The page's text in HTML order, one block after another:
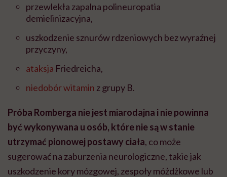
przewlekła zapalna polineuropatia
demielinizacyjna,
uszkodzenie sznurów rdzeniowych bez wyraźnej
przyczyny,
ataksja Friedreicha,
niedobór witamin z grupy B.
Próba Romberga nie jest miarodajna i nie powinna
być wykonywana u osób, które nie są w stanie
utrzymać pionowej postawy ciała, co może
sugerować na zaburzenia neurologiczne, takie jak
uszkodzenie kory mózgowej, zespoły móżdżkowe lub